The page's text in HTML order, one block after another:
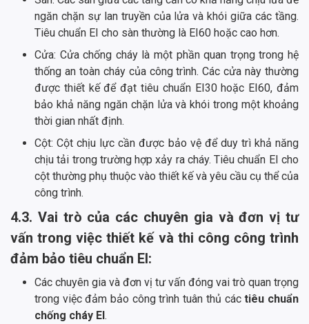
ngăn chặn sự lan truyền của lửa và khói giữa các tầng.
Tiêu chuẩn EI cho sàn thường là EI60 hoặc cao hơn.
Cửa: Cửa chống cháy là một phần quan trọng trong hệ
thống an toàn cháy của công trình. Các cửa này thường
được thiết kế để đạt tiêu chuẩn EI30 hoặc EI60, đảm
bảo khả năng ngăn chặn lửa và khói trong một khoảng
thời gian nhất định.
Cột: Cột chịu lực cần được bảo vệ để duy trì khả năng
chịu tải trong trường hợp xảy ra cháy. Tiêu chuẩn EI cho
cột thường phụ thuộc vào thiết kế và yêu cầu cụ thể của
công trình.
4.3. Vai trò của các chuyên gia và đơn vị tư
vấn trong việc thiết kế và thi công công trình
đảm bảo tiêu chuẩn EI:
Các chuyên gia và đơn vị tư vấn đóng vai trò quan trọng
trong việc đảm bảo công trình tuân thủ cáctiêu chuẩn
chống cháy EI .